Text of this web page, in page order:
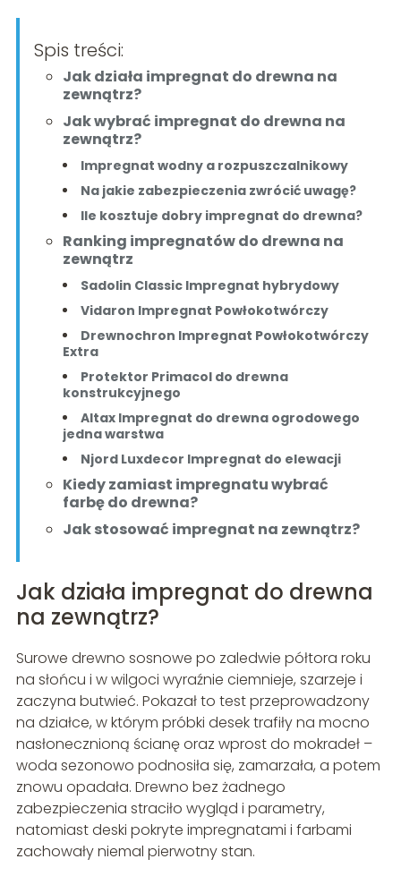
Spis treści:
Jak działa impregnat do drewna na
zewnątrz?
Jak wybrać impregnat do drewna na
zewnątrz?
Impregnat wodny a rozpuszczalnikowy
Na jakie zabezpieczenia zwrócić uwagę?
Ile kosztuje dobry impregnat do drewna?
Ranking impregnatów do drewna na
zewnątrz
Sadolin Classic Impregnat hybrydowy
Vidaron Impregnat Powłokotwórczy
Drewnochron Impregnat Powłokotwórczy
Extra
Protektor Primacol do drewna
konstrukcyjnego
Altax Impregnat do drewna ogrodowego
jedna warstwa
Njord Luxdecor Impregnat do elewacji
Kiedy zamiast impregnatu wybrać
farbę do drewna?
Jak stosować impregnat na zewnątrz?
Jak działa impregnat do drewna
na zewnątrz?
Surowe drewno sosnowe po zaledwie półtora roku
na słońcu i w wilgoci wyraźnie ciemnieje, szarzeje i
zaczyna butwieć. Pokazał to test przeprowadzony
na działce, w którym próbki desek trafiły na mocno
nasłonecznioną ścianę oraz wprost do mokradeł –
woda sezonowo podnosiła się, zamarzała, a potem
znowu opadała. Drewno bez żadnego
zabezpieczenia straciło wygląd i parametry,
natomiast deski pokryte impregnatami i farbami
zachowały niemal pierwotny stan.